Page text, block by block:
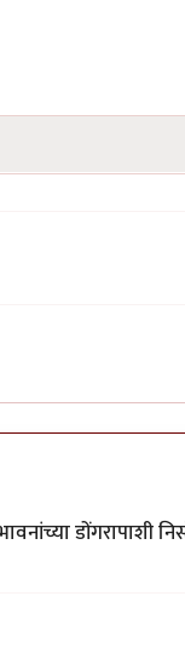
डोंगरापाशी